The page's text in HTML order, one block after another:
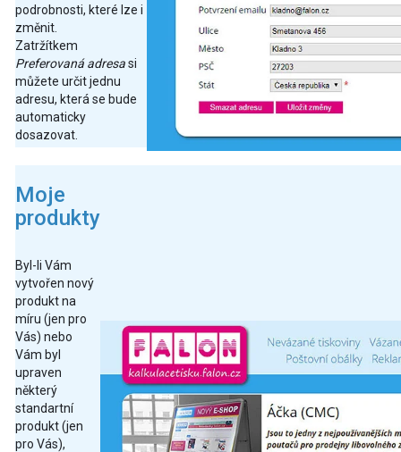
podrobnosti, které lze i
změnit.
Zatržítkem
Preferovaná adresasi
můžete určit jednu
adresu, která se bude
automaticky
dosazovat.
Moje
produkty
Byl-li Vám
vytvořen nový
produkt na
míru (jen pro
Vás) nebo
Vám byl
upraven
některý
standartní
produkt (jen
pro Vás),